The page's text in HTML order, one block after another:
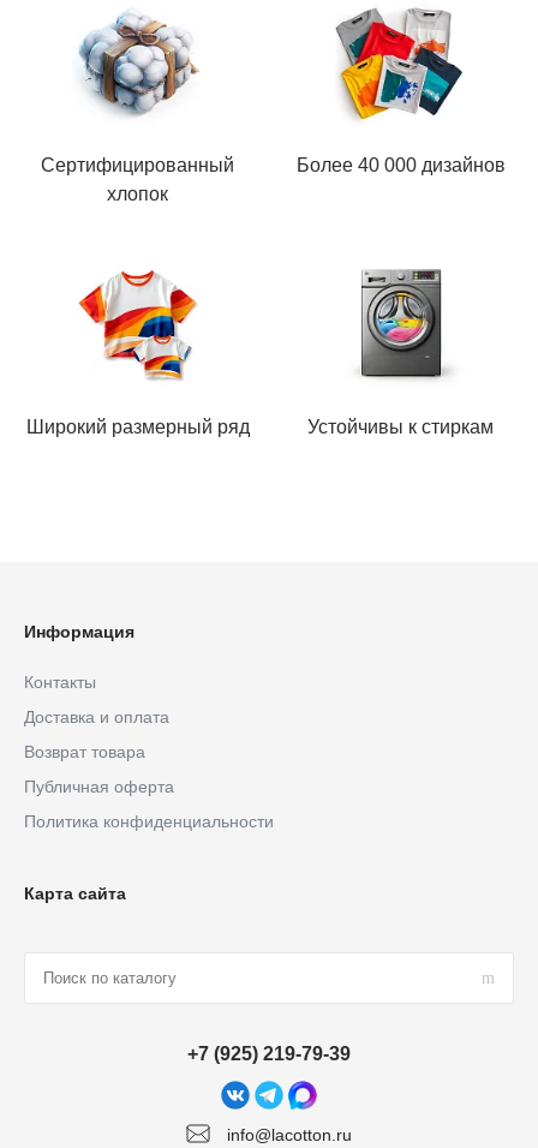
Сертифицированный
хлопок
Более 40 000 дизайнов
Широкий размерный ряд Устойчивы к стиркам
Информация
Контакты
Доставка и оплата
Возврат товара
Публичная оферта
Политика конфиденциальности
Карта сайта
info@lacotton.ru
+7 (925) 219-79-39